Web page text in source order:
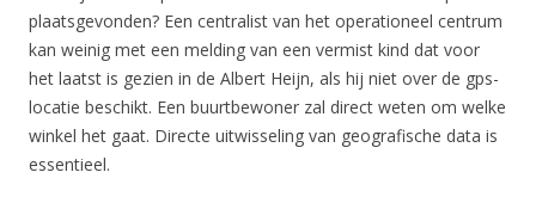
plaatsgevonden? Een centralist van het operationeel centrum
kan weinig met een melding van een vermist kind dat voor
het laatst is gezien in de Albert Heijn, als hij niet over de gps-
locatie beschikt. Een buurtbewoner zal direct weten om welke
winkel het gaat. Directe uitwisseling van geografische data is
essentieel.